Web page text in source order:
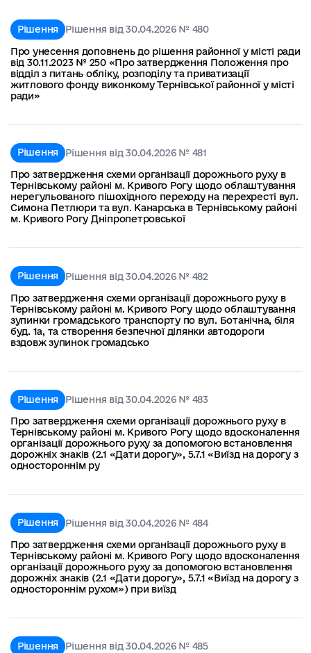
Рішення
Рішення від 30.04.2026 № 480
Про унесення доповнень до рішення районної у місті ради
від 30.11.2023 № 250 «Про затвердження Положення про
відділ з питань обліку, розподілу та приватизації
житлового фонду виконкому Тернівської районної у місті
ради»
Рішення
Рішення від 30.04.2026 № 481
Про затвердження схеми організації дорожнього руху в
Тернівському районі м. Кривого Рогу щодо облаштування
нерегульованого пішохідного переходу на перехресті вул.
Симона Петлюри та вул. Канарська в Тернівському районі
м. Кривого Рогу Дніпропетровської
Рішення
Рішення від 30.04.2026 № 482
Про затвердження схеми організації дорожнього руху в
Тернівському районі м. Кривого Рогу щодо облаштування
зупинки громадського транспорту по вул. Ботанічна, біля
буд. 1а, та створення безпечної ділянки автодороги
вздовж зупинок громадсько
Рішення
Рішення від 30.04.2026 № 483
Про затвердження схеми організації дорожнього руху в
Тернівському районі м. Кривого Рогу щодо вдосконалення
організації дорожнього руху за допомогою встановлення
дорожніх знаків (2.1 «Дати дорогу», 5.7.1 «Виїзд на дорогу з
одностороннім ру
Рішення
Рішення від 30.04.2026 № 484
Про затвердження схеми організації дорожнього руху в
Тернівському районі м. Кривого Рогу щодо вдосконалення
організації дорожнього руху за допомогою встановлення
дорожніх знаків (2.1 «Дати дорогу», 5.7.1 «Виїзд на дорогу з
одностороннім рухом») при виїзд
Рішення
Рішення від 30.04.2026 № 485